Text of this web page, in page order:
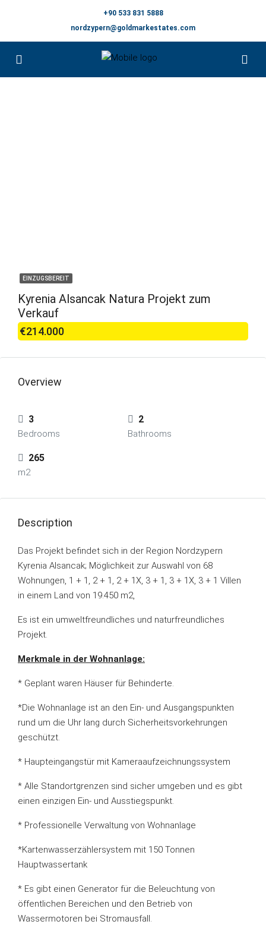
+90 533 831 5888
nordzypern@goldmarkestates.com
EINZUGSBEREIT
Kyrenia Alsancak Natura Projekt zum
Verkauf
€214.000
Overview
3
Bedrooms
2
Bathrooms
265
m2
Description
Das Projekt befindet sich in der Region Nordzypern
Kyrenia Alsancak; Möglichkeit zur Auswahl von 68
Wohnungen, 1 + 1, 2 + 1, 2 + 1X, 3 + 1, 3 + 1X, 3 + 1 Villen
in einem Land von 19.450 m2,
Es ist ein umweltfreundliches und naturfreundliches
Projekt.
Merkmale in der Wohnanlage:
* Geplant waren Häuser für Behinderte.
*Die Wohnanlage ist an den Ein- und Ausgangspunkten
rund um die Uhr lang durch Sicherheitsvorkehrungen
geschützt.
* Haupteingangstür mit Kameraaufzeichnungssystem
* Alle Standortgrenzen sind sicher umgeben und es gibt
einen einzigen Ein- und Ausstiegspunkt.
* Professionelle Verwaltung von Wohnanlage
*Kartenwasserzählersystem mit 150 Tonnen
Hauptwassertank
* Es gibt einen Generator für die Beleuchtung von
öffentlichen Bereichen und den Betrieb von
Wassermotoren bei Stromausfall.